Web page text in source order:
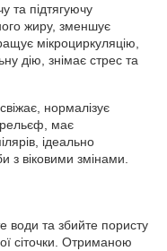
та підтягуючу
жиру, зменшує
мікроциркуляцію,
дію, знімає стрес та
нормалізує
рельєф, має
ідеально
з віковими змінами.
води та збийте пористу
сіточки. Отриманою